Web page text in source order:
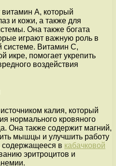
витамин А, который
и кожи, а также для
Она также богата
играют важную роль в
системе. Витамин С,
икре, помогает укрепить
воздействия
калия, который
нормального кровяного
Она также содержит магний,
мышцы и улучшить работу
в кабачковой
эритроцитов и